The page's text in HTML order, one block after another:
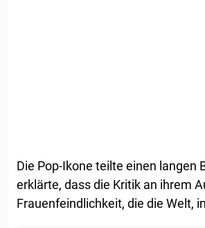
Die Pop-Ikone teilte einen langen
erklärte, dass die Kritik an ihrem
Frauenfeindlichkeit, die die Welt,